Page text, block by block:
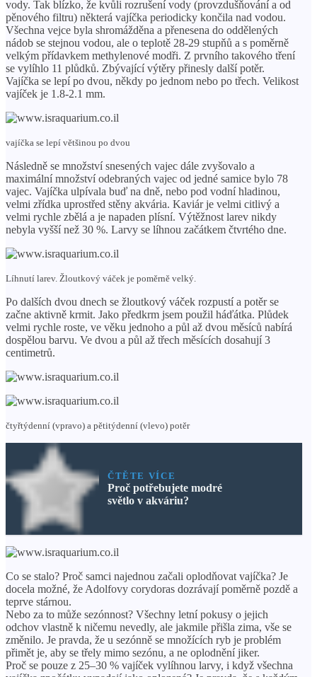
vody. Tak blízko, že kvůli rozrušení vody (provzdušňování a od
pěnového filtru) některá vajíčka periodicky končila nad vodou.
Všechna vejce byla shromážděna a přenesena do oddělených
nádob se stejnou vodou, ale o teplotě 28-29 stupňů a s poměrně
velkým přídavkem methylenové modři. Z prvního takového tření
se vylíhlo 11 plůdků. Zbývající výtěry přinesly další potěr.
Vajíčka se lepí po dvou, někdy po jednom nebo po třech. Velikost
vajíček je 1.8-2.1 mm.
vajíčka se lepí většinou po dvou
Následně se množství snesených vajec dále zvyšovalo a
maximální množství odebraných vajec od jedné samice bylo 78
vajec. Vajíčka ulpívala buď na dně, nebo pod vodní hladinou,
velmi zřídka uprostřed stěny akvária. Kaviár je velmi citlivý a
velmi rychle zbělá a je napaden plísní. Výtěžnost larev nikdy
nebyla vyšší než 30 %. Larvy se líhnou začátkem čtvrtého dne.
Líhnutí larev. Žloutkový váček je poměrně velký.
Po dalších dvou dnech se žloutkový váček rozpustí a potěr se
začne aktivně krmit. Jako předkrm jsem použil háďátka. Plůdek
velmi rychle roste, ve věku jednoho a půl až dvou měsíců nabírá
dospělou barvu. Ve dvou a půl až třech měsících dosahují 3
centimetrů.
čtyřtýdenní (vpravo) a pětitýdenní (vlevo) potěr
ČTĚTE VÍCE
Proč potřebujete modré
světlo v akváriu?
Co se stalo? Proč samci najednou začali oplodňovat vajíčka? Je
docela možné, že Adolfovy corydoras dozrávají poměrně pozdě a
teprve stárnou.
Nebo za to může sezónnost? Všechny letní pokusy o jejich
odchov vlastně k ničemu nevedly, ale jakmile přišla zima, vše se
změnilo. Je pravda, že u sezónně se množících ryb je problém
přimět je, aby se třely mimo sezónu, a ne oplodnění jiker.
Proč se pouze z 25–30 % vajíček vylíhnou larvy, i když všechna